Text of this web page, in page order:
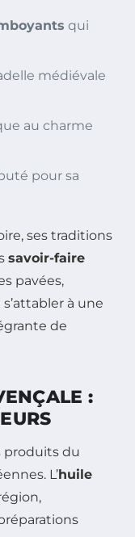
qui
médiévale
au charme
pour sa
ses traditions
savoir-faire
pavées,
à une
de
:
produits du
L’huile